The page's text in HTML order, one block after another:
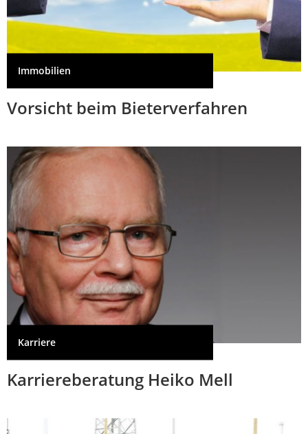
Immobilien
Vorsicht beim Bieterverfahren
Karriere
Karriereberatung Heiko Mell